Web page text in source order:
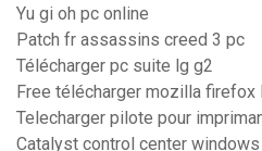
Yu gi oh pc online
Patch fr assassins creed 3 pc
Télécharger pc suite lg g2
Free télécharger mozilla
Telecharger pilote pour
Catalyst control center